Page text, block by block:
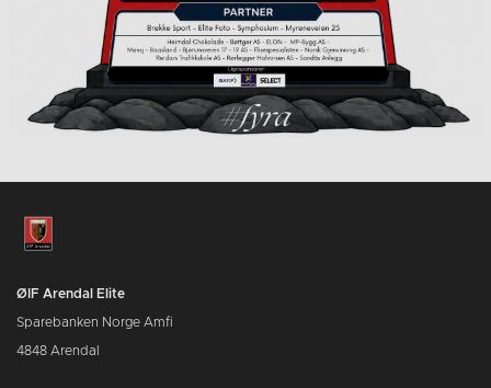
ØIF Arendal Elite
Sparebanken Norge Amfi
4848 Arendal